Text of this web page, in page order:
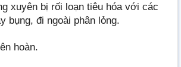
xuyên bị rối loạn tiêu hóa với các
bụng, đi ngoài phân lỏng.
hoàn.